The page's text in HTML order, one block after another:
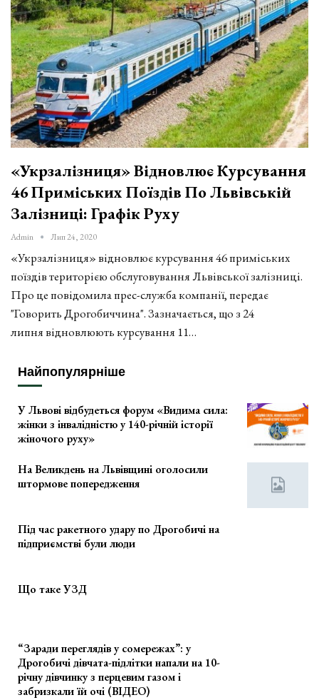
«Укрзалізниця» Відновлює Курсування
46 Приміських Поїздів По Львівській
Залізниці: Графік Руху
Admin Лип 24, 2020
«Укрзалізниця» відновлює курсування 46 приміських
поїздів територією обслуговування Львівської залізниці.
Про це повідомила прес-служба компанії, передає
"Говорить Дрогобиччина". Зазначається, що з 24
липня відновлюють курсування 11…
Найпопулярніше
У Львові відбудеться форум «Видима сила:
жінки з інвалідністю у 140-річній історії
жіночого руху»
На Великдень на Львівщині оголосили
штормове попередження
Під час ракетного удару по Дрогобичі на
підприємстві були люди
Що таке УЗД
“Заради переглядів у сомережах”: у
Дрогобичі дівчата-підлітки напали на 10-
річну дівчинку з перцевим газом і
забризкали їй очі (ВІДЕО)